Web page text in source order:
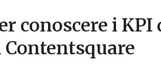
conoscere i